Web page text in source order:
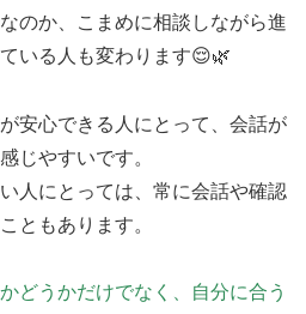
のか、こまめに相談しながら進
いる人も変わります😌🌿
安心できる人にとって、会話が
じやすいです。
人にとっては、常に会話や確認
ともあります。
どうかだけでなく、自分に合う